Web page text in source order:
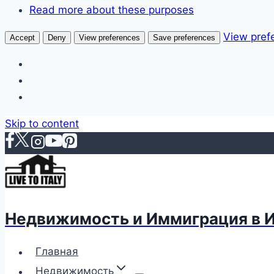
Read more about these purposes
Accept Deny View preferences Save preferences View
Skip to content
Недвижимость и Иммиграция в
Главная
Недвижимость